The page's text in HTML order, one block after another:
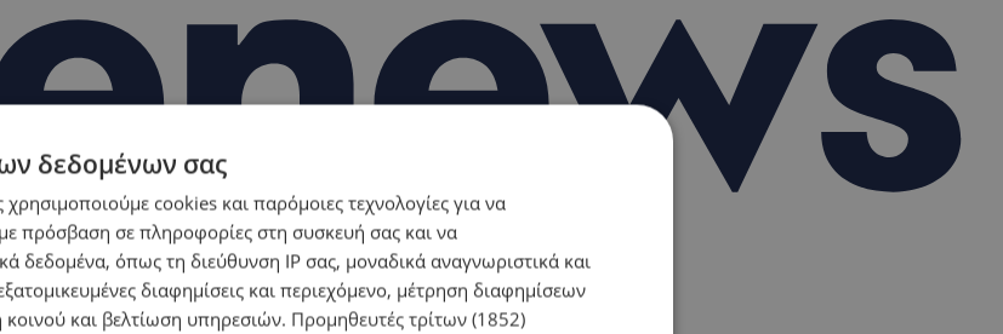
δεδομένων σας
χρησιμοποιούμε cookies και παρόμοιες τεχνολογίες για να
πρόσβαση σε πληροφορίες στη συσκευή σας και να
δεδομένα, όπως τη διεύθυνση IP σας, μοναδικά αναγνωριστικά και
διαφημίσεις και περιεχόμενο, μέτρηση διαφημίσεων
και βελτίωση υπηρεσιών. Προμηθευτές τρίτων (1852)